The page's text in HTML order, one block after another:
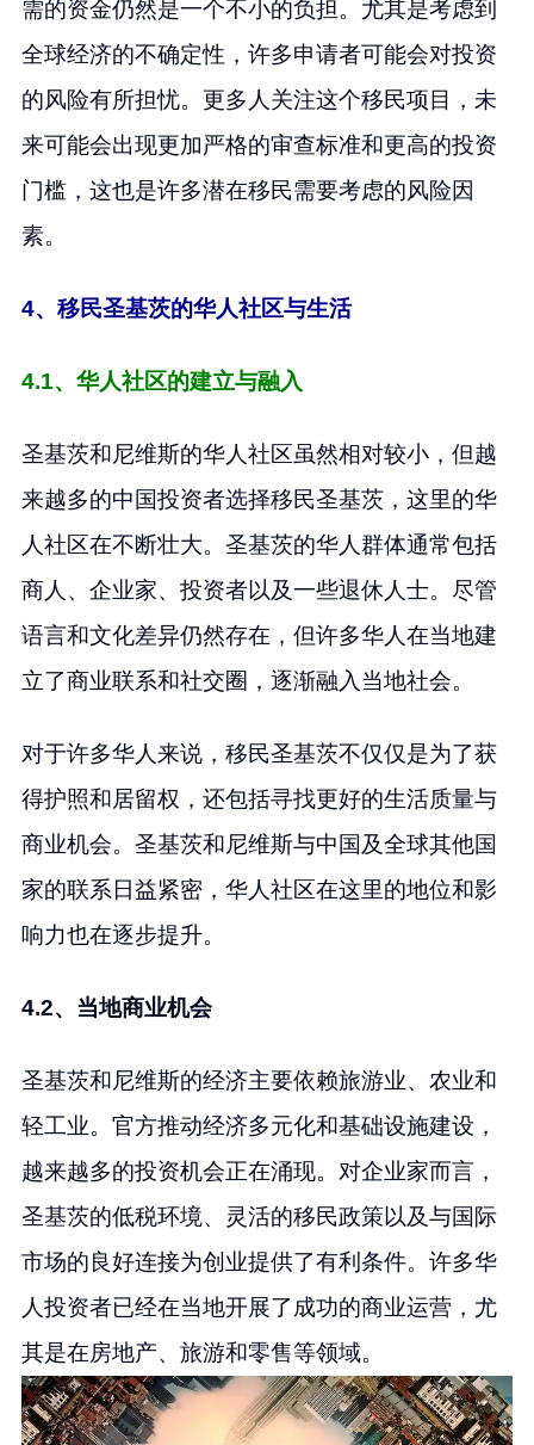
需的资金仍然是一个不小的负担。尤其是考虑到
全球经济的不确定性，许多申请者可能会对投资
的风险有所担忧。更多人关注这个移民项目，未
来可能会出现更加严格的审查标准和更高的投资
门槛，这也是许多潜在移民需要考虑的风险因
素。
4、移民圣基茨的华人社区与生活
4.1、华人社区的建立与融入
圣基茨和尼维斯的华人社区虽然相对较小，但越
来越多的中国投资者选择移民圣基茨，这里的华
人社区在不断壮大。圣基茨的华人群体通常包括
商人、企业家、投资者以及一些退休人士。尽管
语言和文化差异仍然存在，但许多华人在当地建
立了商业联系和社交圈，逐渐融入当地社会。
对于许多华人来说，移民圣基茨不仅仅是为了获
得护照和居留权，还包括寻找更好的生活质量与
商业机会。圣基茨和尼维斯与中国及全球其他国
家的联系日益紧密，华人社区在这里的地位和影
响力也在逐步提升。
4.2、当地商业机会
圣基茨和尼维斯的经济主要依赖旅游业、农业和
轻工业。官方推动经济多元化和基础设施建设，
越来越多的投资机会正在涌现。对企业家而言，
圣基茨的低税环境、灵活的移民政策以及与国际
市场的良好连接为创业提供了有利条件。许多华
人投资者已经在当地开展了成功的商业运营，尤
其是在房地产、旅游和零售等领域。